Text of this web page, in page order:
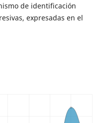
de identificación
expresadas en el